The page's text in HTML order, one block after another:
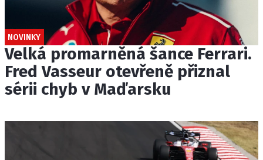
NOVINKY
Velká promarněná šance Ferrari.
Fred Vasseur otevřeně přiznal
sérii chyb v Maďarsku